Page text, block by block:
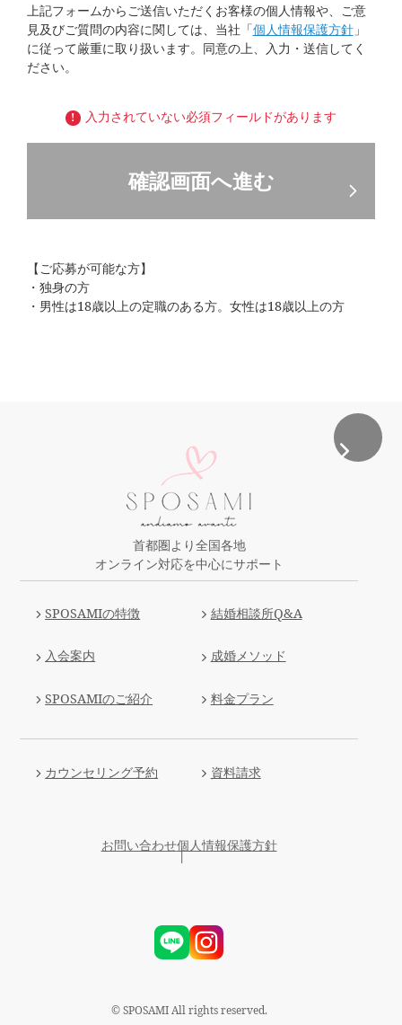
上記フォームからご送信いただくお客様の個人情報や、ご意
見及びご質問の内容に関しては、当社「個人情報保護方針」
に従って厳重に取り扱います。同意の上、入力・送信してく
ださい。
入力されていない必須フィールドがあります
【ご応募が可能な方】
・独身の方
・男性は18歳以上の定職のある方。女性は18歳以上の方
首都圏より全国各地
オンライン対応を中心にサポート
SPOSAMIの特徴
入会案内
SPOSAMIのご紹介
結婚相談所Q&A
成婚メソッド
料金プラン
カウンセリング予約 資料請求
お問い合わせ個人情報保護方針
© SPOSAMI All rights reserved.